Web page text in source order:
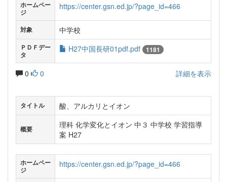
ホームペー
ジ
https://center.gsn.ed.jp/?page_id=466
対象 中学校
ＰＤＦデー
タ
H27中国長研01pdf.pdf 1181
0 0 詳細を表示
タイトル 酸、アルカリとイオン
概要
理科 化学変化とイオン 中３ 中学校 学習指導
案 H27
ホームペー
ジ
https://center.gsn.ed.jp/?page_id=466